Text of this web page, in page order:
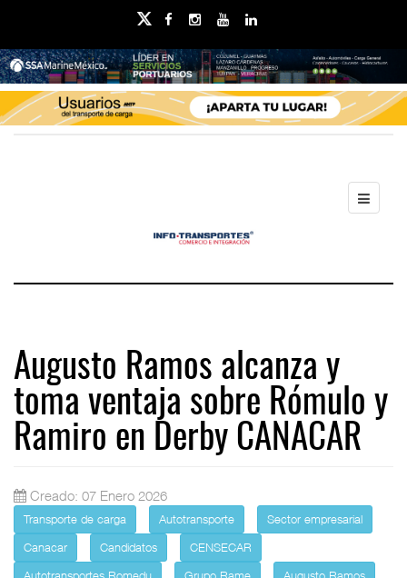
Augusto Ramos alcanza y
toma ventaja sobre Rómulo y
Ramiro en Derby CANACAR
Creado: 07 Enero 2026
Transporte de carga Autotransporte
Sector empresarial
Canacar
Candidatos
CENSECAR
Autotransportes Romedu
Grupo Rame
Augusto Ramos